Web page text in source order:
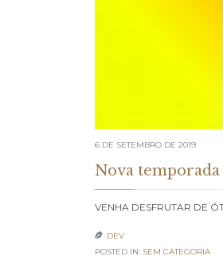
6 DE SETEMBRO DE 2019
Nova temporada
VENHA DESFRUTAR DE

DEV
POSTED IN: SEM CATEGORIA